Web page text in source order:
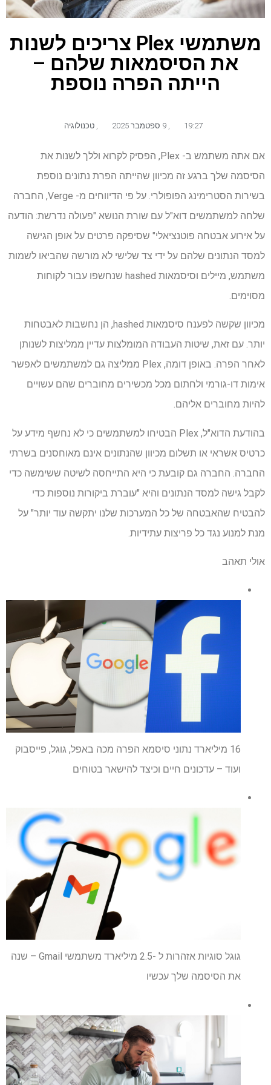
משתמשי Plex צריכים לשנות
את הסיסמאות שלהם –
הייתה הפרה נוספת
19:27 9 ספטמבר 2025 טכנולוגיה
אם אתה משתמש ב- Plex, הפסיק לקרוא וללך לשנות את
הסיסמה שלך ברגע זה מכיוון שהייתה הפרת נתונים נוספת
בשירות הסטרימינג הפופולרי. על פי הדיווחים מ- Verge, החברה
שלחה למשתמשים דוא"ל עם שורת הנושא "פעולה נדרשת: הודעה
על אירוע אבטחה פוטנציאלי" שסיפקה פרטים על אופן הגישה
למסד הנתונים שלהם על ידי צד שלישי לא מורשה שהביאו לשמות
משתמש, מיילים וסיסמאות hashed שנחשפו עבור לקוחות
מסוימים.
מכיוון שקשה לפענח סיסמאות hashed, הן נחשבות לאבטחות
יותר. עם זאת, שיטות העבודה המומלצות עדיין ממליצות לשנותן
לאחר הפרה. באופן דומה, Plex ממליצה גם למשתמשים לאפשר
אימות דו-גורמי ולחתום מכל מכשירים מחוברים שהם עשויים
להיות מחוברים אליהם.
בהודעת הדוא"ל, Plex הבטיחו למשתמשים כי לא נחשף מידע על
כרטיס אשראי או תשלום מכיוון שהנתונים אינם מאוחסנים בשרתי
החברה. החברה גם קובעת כי היא התייחסה לשיטה ששימשה כדי
לקבל גישה למסד הנתונים והיא "עוברת ביקורות נוספות כדי
להבטיח שהאבטחה של כל המערכות שלנו יתקשה עוד יותר" על
מנת למנוע נגד כל פריצות עתידיות.
אולי תאהב
16 מיליארד נתוני סיסמא הפרה מכה באפל, גוגל, פייסבוק
ועוד – עדכונים חיים וכיצד להישאר בטוחים
גוגל סוגיות אזהרות ל -2.5 מיליארד משתמשי Gmail – שנה
את הסיסמה שלך עכשיו